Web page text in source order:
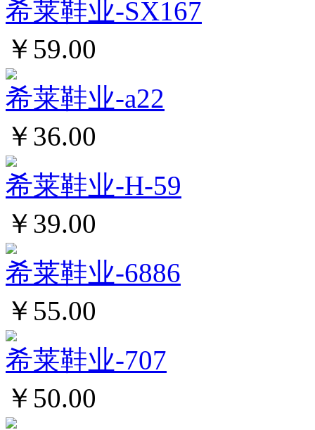
希莱鞋业-SX167
￥59.00
希莱鞋业-a22
￥36.00
希莱鞋业-H-59
￥39.00
希莱鞋业-6886
￥55.00
希莱鞋业-707
￥50.00